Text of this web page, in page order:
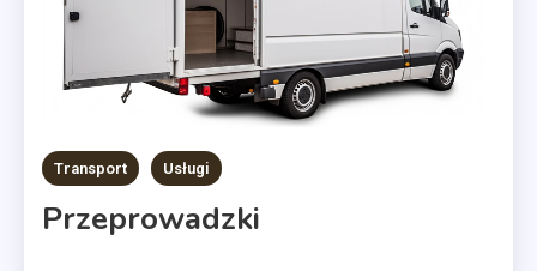
Transport Usługi
Przeprowadzki